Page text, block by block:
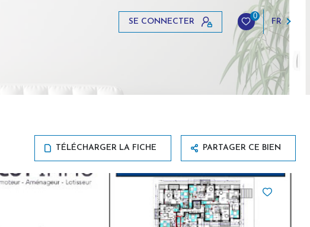
SE CONNECTER
0
FR
TÉLÉCHARGER LA FICHE PARTAGER CE BIEN